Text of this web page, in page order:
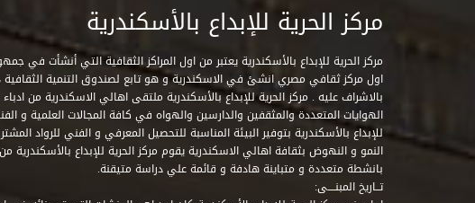
مركز الحرية للإبداع بالأسكندرية
مركز الحرية للإبداع بالأسكندرية يعتبر من اول المراكز الثقافية التي أنشأت في
اول مركز ثقافي مصري انشئ في الاسكندرية و هو تابع لصندوق التنمية الثقافية
بالاشراف عليه . مركز الحرية للإبداع بالأسكندرية ملتقى اهالي الاسكندرية من
الهوايات المتعددة والمثقفين والدارسين والهواه في كافة المجالات العلمية و
للإبداع بالأسكندرية بتوفير البيئة المناسبة للتحصيل المعرفي و الفني للرواد
النمو و النهوض بثقافة اهالي الاسكندرية يقوم مركز الحرية للإبداع بالأسكندرية
بانشطة متعددة و متباينة هادفة و قائمة علي دراسة متيقنة.
تــاريخ المبنــــى: